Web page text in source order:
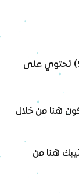
معظم صفحات نتائج محركات البحث (SERPs) تحتوي على
هنا من خلال
هنا من